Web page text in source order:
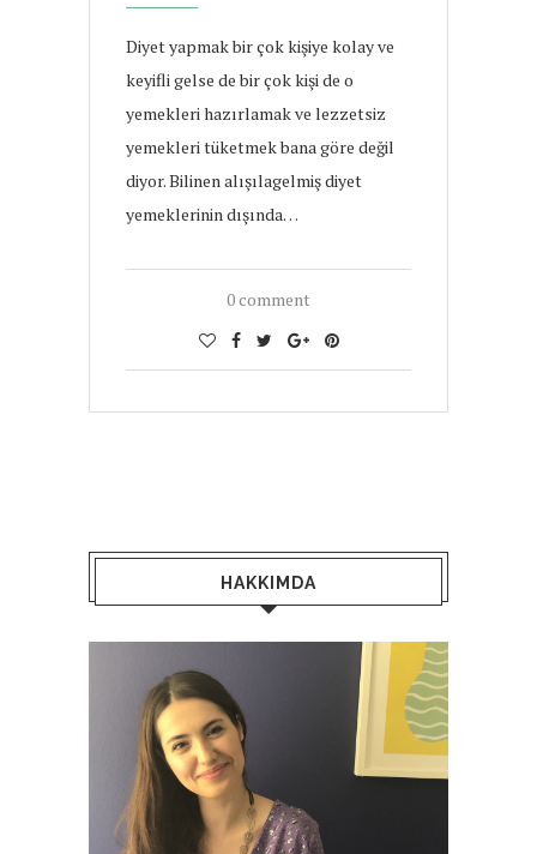
Diyet yapmak bir çok kişiye kolay ve
keyifli gelse de bir çok kişi de o
yemekleri hazırlamak ve lezzetsiz
yemekleri tüketmek bana göre değil
diyor. Bilinen alışılagelmiş diyet
yemeklerinin dışında…
0 comment
HAKKIMDA